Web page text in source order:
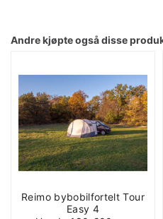
Andre kjøpte også disse
Reimo bybobilfortelt Tour
Easy 4